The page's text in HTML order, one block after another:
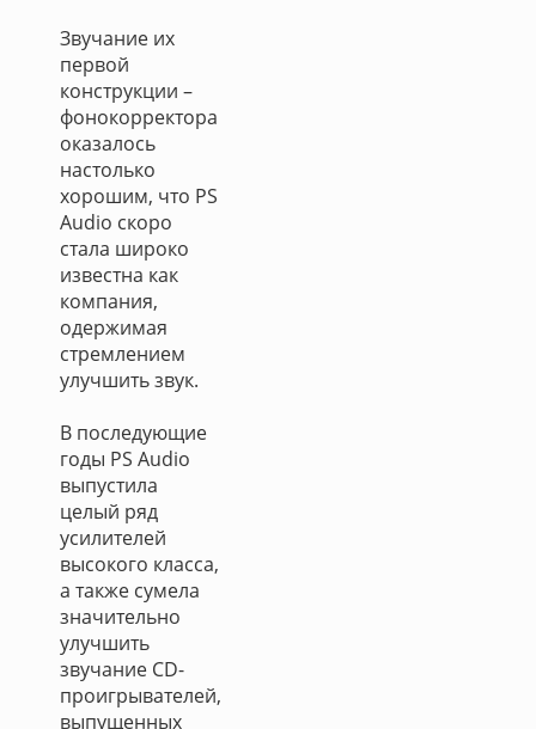
Звучание их
первой
конструкции –
фонокорректора
оказалось
настолько
хорошим, что PS
Audio скоро
стала широко
известна как
компания,
одержимая
стремлением
улучшить звук.
В последующие
годы PS Audio
выпустила
целый ряд
усилителей
высокого класса,
а также сумела
значительно
улучшить
звучание CD-
проигрывателей,
выпущенных